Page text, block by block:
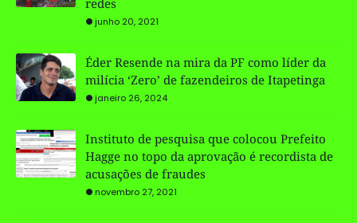
junho 20, 2021
Éder Resende na mira da PF como líder da
milícia ‘Zero’ de fazendeiros de Itapetinga
janeiro 26, 2024
Instituto de pesquisa que colocou Prefeito
Hagge no topo da aprovação é recordista de
acusações de fraudes
novembro 27, 2021